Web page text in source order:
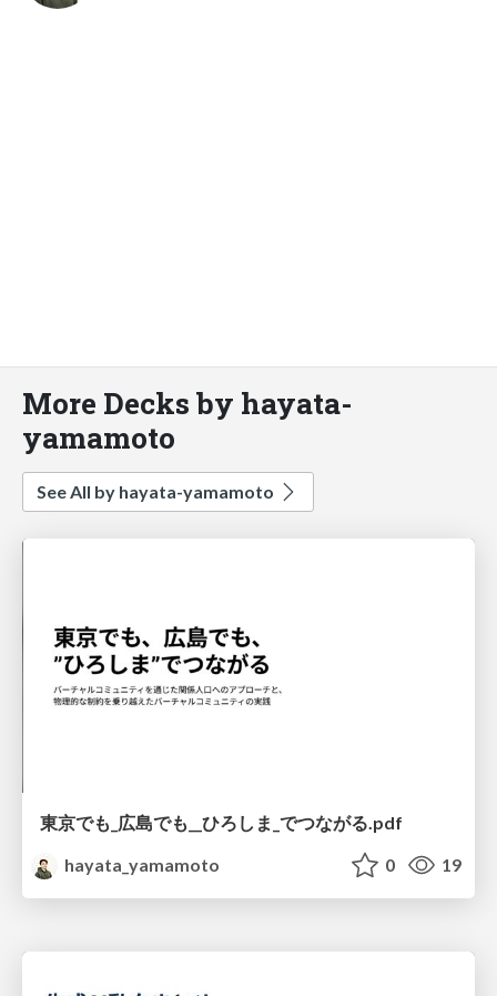
More Decks by hayata-
yamamoto
See All by hayata-yamamoto
東京でも_広島でも__ひろしま_でつながる.pdf
hayata_yamamoto
0 19